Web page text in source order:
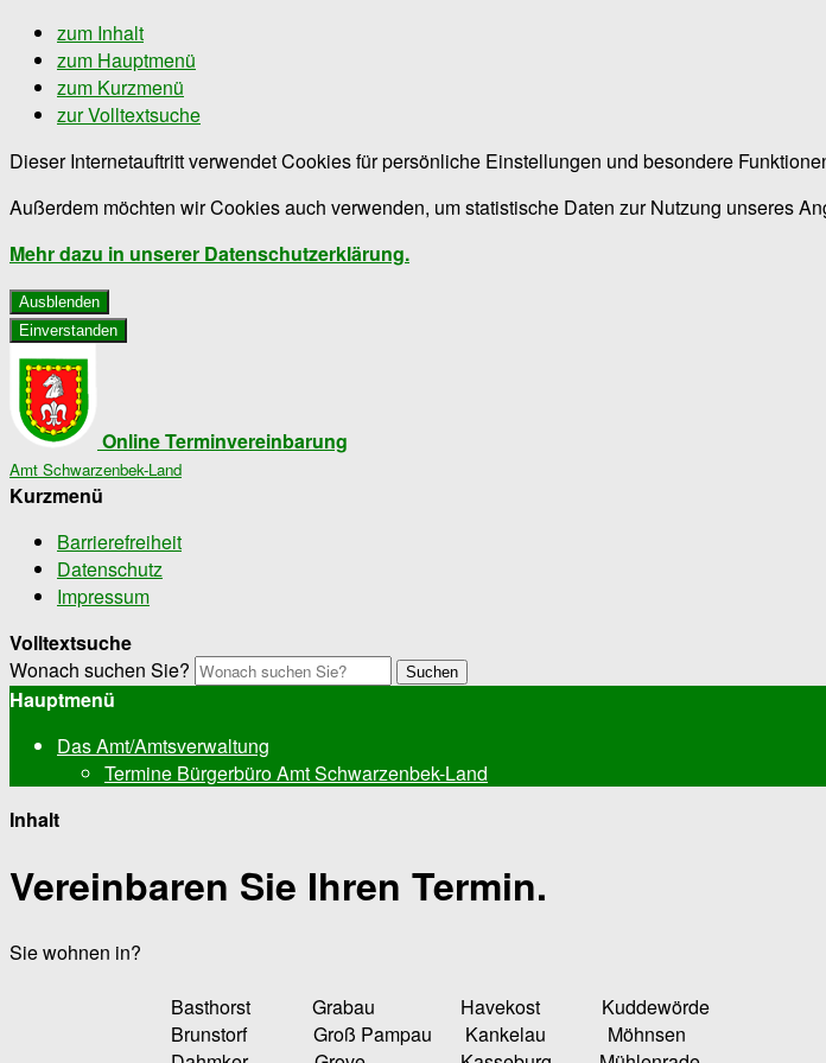
zum Inhalt
zum Hauptmenü
zum Kurzmenü
zur Volltextsuche
Dieser Internetauftritt verwendet Cookies für persönliche Einstellungen und besondere
Außerdem möchten wir Cookies auch verwenden, um statistische Daten zur Nutzung unseres
Mehr dazu in unserer Datenschutzerklärung.
Ausblenden
Einverstanden
Online Terminvereinbarung
Amt Schwarzenbek-Land
Kurzmenü
Barrierefreiheit
Datenschutz
Impressum
Volltextsuche
Wonach suchen Sie?
Suchen
Hauptmenü
Das Amt/Amtsverwaltung
Termine Bürgerbüro Amt Schwarzenbek-Land
Inhalt
Vereinbaren Sie Ihren Termin.
Sie wohnen in?
Basthorst Grabau Havekost Kuddewörde
Brunstorf Groß Pampau Kankelau Möhnsen